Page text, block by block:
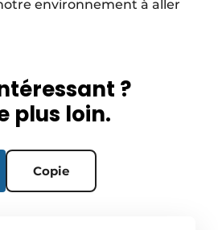
environnement à aller
?
plus loin.
Copie